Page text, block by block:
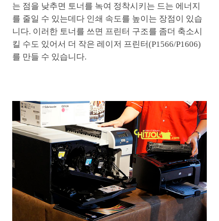
는 점을 낮추면 토너를 녹여 정착시키는 드는 에너지
를 줄일 수 있는데다 인쇄 속도를 높이는 장점이 있습
니다. 이러한 토너를 쓰면 프린터 구조를 좀더 축소시
킬 수도 있어서 더 작은 레이저 프린터(P1566/P1606)
를 만들 수 있습니다.